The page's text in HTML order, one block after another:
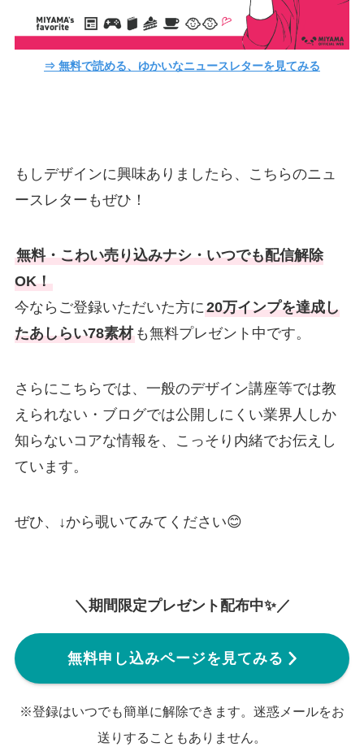
⇒ 無料で読める、ゆかいなニュースレターを見てみる
もしデザインに興味ありましたら、こちらのニュ
ースレターもぜひ！
無料・こわい売り込みナシ・いつでも配信解除
OK！
今ならご登録いただいた方に20万インプを達成し
たあしらい78素材も無料プレゼント中です。
さらにこちらでは、一般のデザイン講座等では教
えられない・ブログでは公開しにくい業界人しか
知らないコアな情報を、こっそり内緒でお伝えし
ています。
ぜひ、↓から覗いてみてください😊
＼期間限定プレゼント配布中✨／
無料申し込みページを見てみる
※登録はいつでも簡単に解除できます。迷惑メールをお
送りすることもありません。